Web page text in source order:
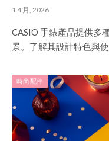
1 4 月, 2026
CASIO 手錶產品提供多
景。了解其設計特色與
時尚配件